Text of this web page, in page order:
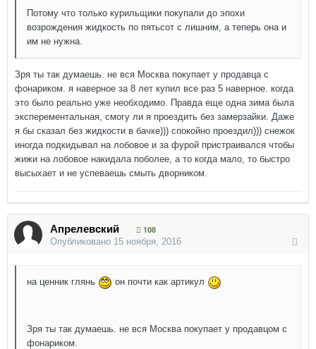
Потому что только курильщики покупали до эпохи
возрождения жидкость по пятьсот с лишним, а теперь она и
им не нужна.
Зря ты так думаешь. не вся Москва покупает у продавца с
фонариком. я наверное за 8 лет купил все раз 5 наверное. когда
это было реально уже необходимо. Правда еще одна зима была
эксперементальная, смогу ли я проездить без замерзайки. Даже
я бы сказал без жидкости в бачке))) спокойно проездил))) снежок
иногда подкидывал на лобовое и за фурой пристраивался чтобы
жижи на лобовое накидала поболее, а то когда мало, то быстро
высыхает и не успеваешь смыть дворником.
Апрелевский
108
Опубликовано 15 ноября, 2016
на ценник глянь он почти как артикул
Зря ты так думаешь. не вся Москва покупает у продавцом с
фонариком.